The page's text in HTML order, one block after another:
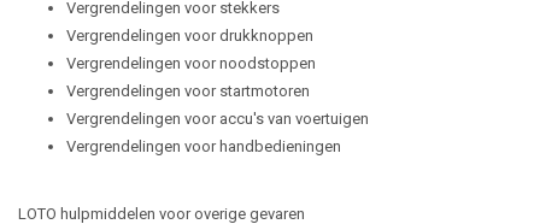
Vergrendelingen voor stekkers
Vergrendelingen voor drukknoppen
Vergrendelingen voor noodstoppen
Vergrendelingen voor startmotoren
Vergrendelingen voor accu's van voertuigen
Vergrendelingen voor handbedieningen
LOTO hulpmiddelen voor overige gevaren